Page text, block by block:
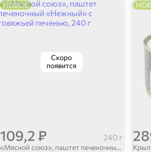
Скоро
появится
109,2 ₽ 240 г
«Мясной союз», паштет печеночный «Нежный» с говяжьей печенью, 240 г
НОВОЕ